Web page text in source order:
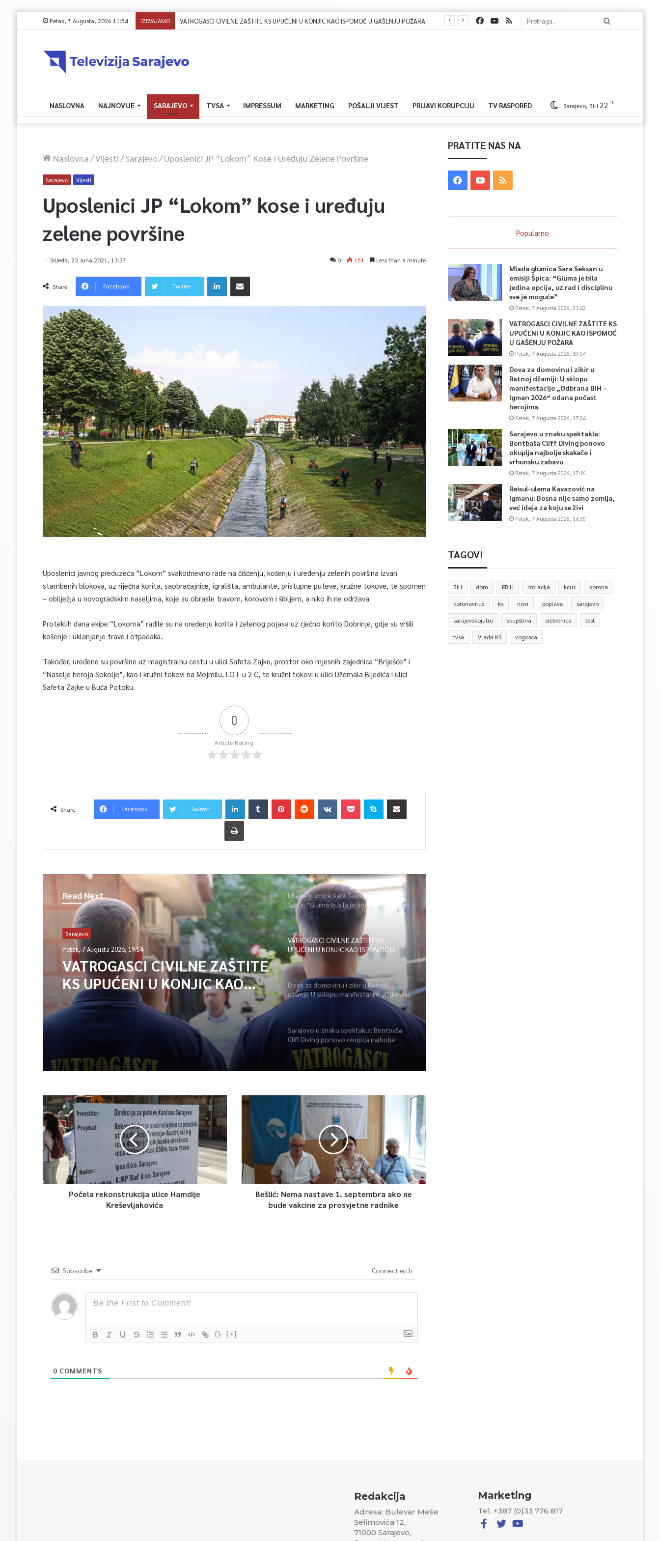
Petak, 7 Augusta, 2026 11:54 IZDVAJAMO
NASLOVNA NAJNOVIJE SARAJEVO TVSA IMPRESSUM MARKETING POŠALJI VIJEST PRIJAVI KORUPCIJU TV RASPORED Sarajevo, BiH 22 ℃
Naslovna/Vijesti/Sarajevo/Uposlenici JP “Lokom” Kose I Uređuju Zelene Površine
Sarajevo Vijesti
Uposlenici JP “Lokom” kose i uređuju
zelene površine
Srijeda, 23 Juna 2021, 13:37 0 151 Less than a minute
Share Facebook Twitter
Uposlenici javnog preduzeća “Lokom” svakodnevno rade na čišćenju, košenju i uređenju zelenih površina izvan
stambenih blokova, uz riječna korita, saobraćajnice, igrališta, ambulante, pristupne puteve, kružne tokove, te spomen
– obilježja u novogradskim naseljima, koje su obrasle travom, korovom i šibljem, a niko ih ne održava.
Proteklih dana ekipe “Lokoma” radile su na uređenju korita i zelenog pojasa uz rječno korito Dobrinje, gdje su vršili
košenje i uklanjanje trave i otpadaka..
Također, uređene su površine uz magistralnu cestu u ulici Safeta Zajke, prostor oko mjesnih zajednica “Briješće” i
“Naselje heroja Sokolje”, kao i kružni tokovi na Mojmilu, LOT-u 2 C, te kružni tokovi u ulici Džemala Bijedića i ulici
Safeta Zajke u Buća Potoku.
0
Article Rating
Share Facebook Twitter
Read Next
Sarajevo
Petak, 7 Augusta 2026, 19:54
VATROGASCI CIVILNE ZAŠTITE
KS UPUĆENI U KONJIC KAO
ISPOMOĆ U GAŠENJU POŽARA
Mlada glumica Sara Seksan u emisiji
Špica: “Gluma je bila jedina opcija, uz rad
i disciplinu sve je moguće”
VATROGASCI CIVILNE ZAŠTITE KS
UPUĆENI U KONJIC KAO ISPOMOĆ U
GAŠENJU POŽARA
Dova za domovinu i zikir u Ratnoj
džamiji: U sklopu manifestacije „Odbrana
BiH – Igman 2026“ odana počast
Sarajevo u znaku spektakla: Bentbaša
Cliff Diving ponovo okuplja najbolje
skakače i vrhunsku zabavu
Počela rekonstrukcija ulice Hamdije
Kreševljakovića
Bešlić: Nema nastave 1. septembra ako ne
bude vakcine za prosvjetne radnike
Subscribe Connect with
{} [+]
0 COMMENTS
PRATITE NAS NA
Popularno
Mlada glumica Sara Seksan u
emisiji Špica: “Gluma je bila
jedina opcija, uz rad i disciplinu
sve je moguće”
Petak, 7 Augusta 2026, 21:42
VATROGASCI CIVILNE ZAŠTITE KS
UPUĆENI U KONJIC KAO ISPOMOĆ
U GAŠENJU POŽARA
Petak, 7 Augusta 2026, 19:54
Dova za domovinu i zikir u
Ratnoj džamiji: U sklopu
manifestacije „Odbrana BiH –
Igman 2026“ odana počast
herojima
Petak, 7 Augusta 2026, 17:24
Sarajevo u znaku spektakla:
Bentbaša Cliff Diving ponovo
okuplja najbolje skakače i
vrhunsku zabavu
Petak, 7 Augusta 2026, 17:16
Reisul-ulema Kavazović na
Igmanu: Bosna nije samo zemlja,
već ideja za koju se živi
Petak, 7 Augusta 2026, 14:35
TAGOVI
BiH dom FBiH izolacija kcus korona
koronavirus ks novi poplave sarajevo
sarajevskojutro skupstina srebrenica test
tvsa Vlada KS vogosca
Redakcija
Adresa: Bulevar Meše
Selimovića 12,
71000 Sarajevo,
Marketing
Tel: +387 (0)33 776 817